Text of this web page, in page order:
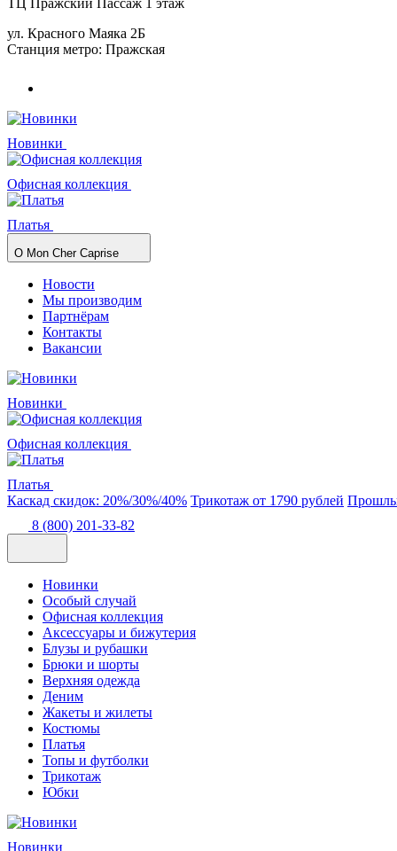
ТЦ Пражский Пассаж 1 этаж
ул. Красного Маяка 2Б
Станция метро: Пражская
Новинки
Офисная коллекция
Платья
О Mon Cher Caprise
Новости
Мы производим
Партнёрам
Контакты
Вакансии
Новинки
Офисная коллекция
Платья
Каскад скидок: 20%/30%/40% Трикотаж от 1790 рублей
8 (800) 201-33-82
Новинки
Особый случай
Офисная коллекция
Аксессуары и бижутерия
Блузы и рубашки
Брюки и шорты
Верхняя одежда
Деним
Жакеты и жилеты
Костюмы
Платья
Топы и футболки
Трикотаж
Юбки
Новинки